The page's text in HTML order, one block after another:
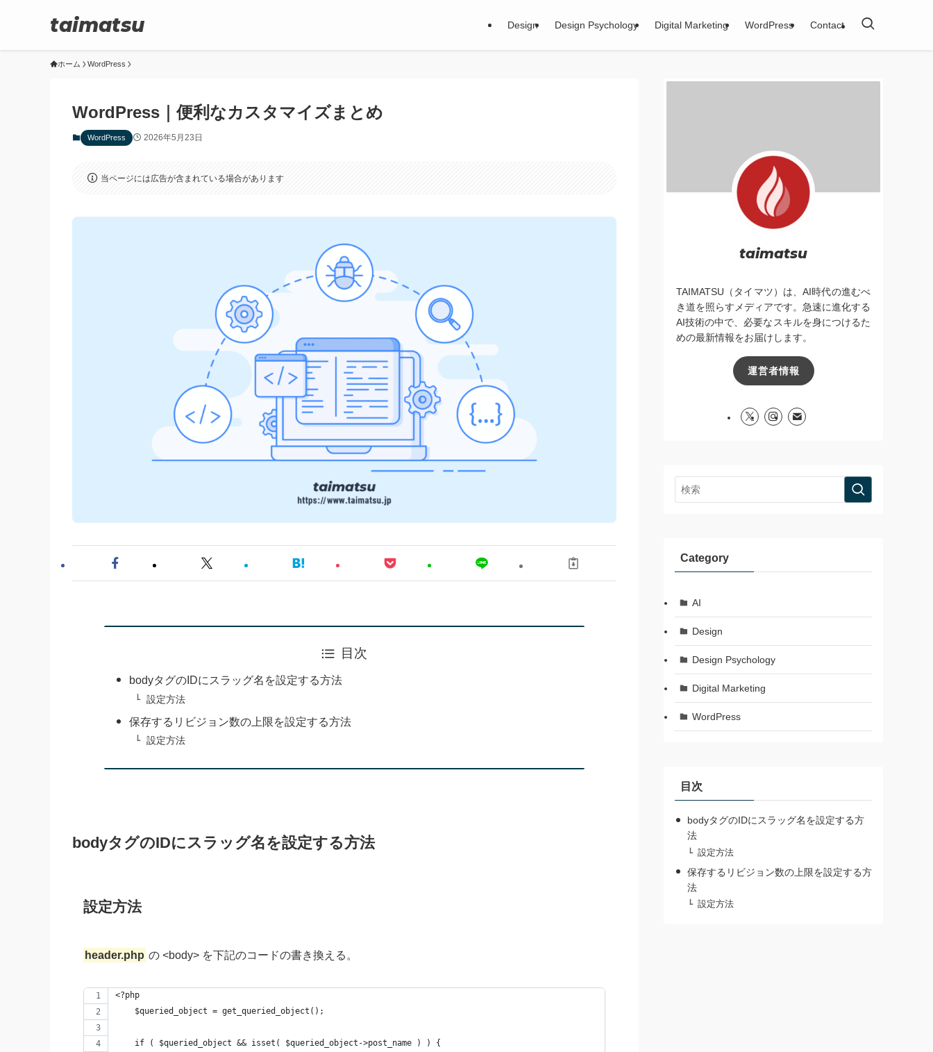
taimatsu Design Design Psychology Digital Marketing WordPress Contact
ホーム WordPress
WordPress｜便利なカスタマイズまとめ
WordPress 2026年5月23日
当ページには広告が含まれている場合があります
目次
bodyタグのIDにスラッグ名を設定する方法
設定方法
保存するリビジョン数の上限を設定する方法
設定方法
bodyタグのIDにスラッグ名を設定する方法
設定方法
header.php の <body> を下記のコードの書き換える。
<?php
    $queried_object = get_queried_object();
    if ( $queried_object && isset( $queried_object->post_name ) ) {
taimatsu
TAIMATSU（タイマツ）は、AI時代の進むべ
き道を照らすメディアです。急速に進化する
AI技術の中で、必要なスキルを身につけるた
めの最新情報をお届けします。
運営者情報
Category
AI
Design
Design Psychology
Digital Marketing
WordPress
目次
bodyタグのIDにスラッグ名を設定する方
法
設定方法
保存するリビジョン数の上限を設定する方
法
設定方法